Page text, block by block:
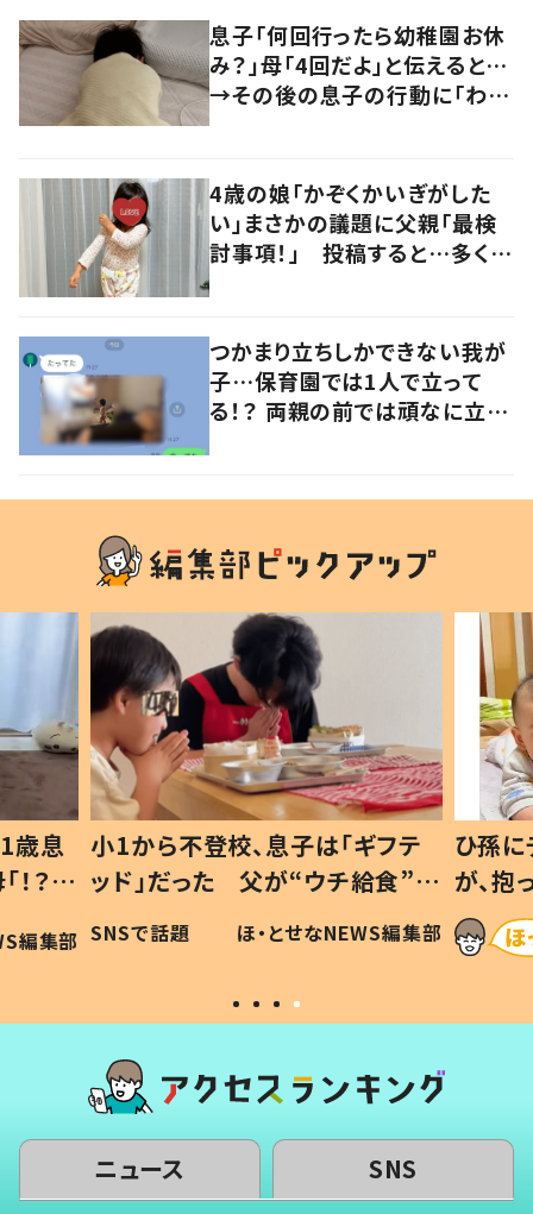
息子「何回行ったら幼稚園お休
み？」母「4回だよ」と伝えると…
→その後の息子の行動に「わか
4歳の娘「かぞくかいぎがした
い」まさかの議題に父親「最検
討事項！」 投稿すると…多くの
つかまり立ちしかできない我が
子…保育園では1人で立って
る！？ 両親の前では頑なに立た
フテ
食”を
編集部
ひ孫にデレデレな80歳じいじ
が、抱っこすると…ひ孫の反応に
「涙が出ました」「可愛くて仕方な
い」
ほ・とせなNEWS編集部
ニュース SNS